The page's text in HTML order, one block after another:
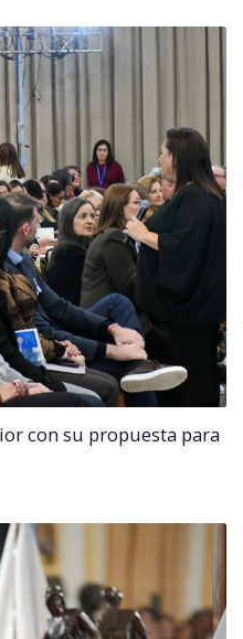
con su propuesta para